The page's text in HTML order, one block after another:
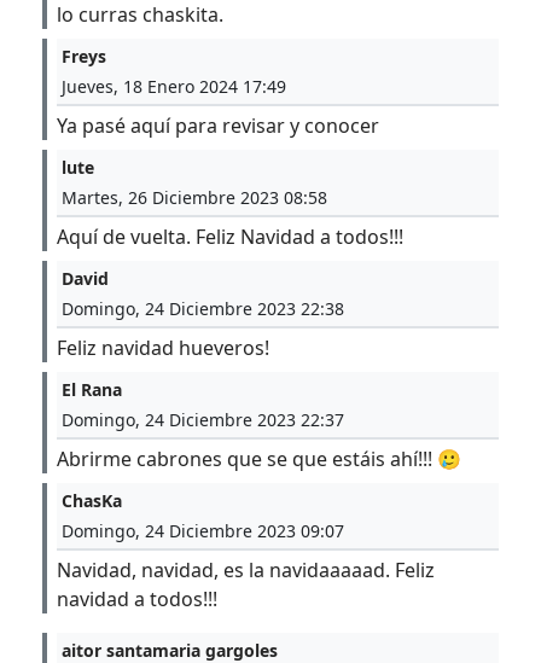
lo curras chaskita.
Freys
Jueves, 18 Enero 2024 17:49
Ya pasé aquí para revisar y conocer
lute
Martes, 26 Diciembre 2023 08:58
Aquí de vuelta. Feliz Navidad a todos!!!
David
Domingo, 24 Diciembre 2023 22:38
Feliz navidad hueveros!
El Rana
Domingo, 24 Diciembre 2023 22:37
Abrirme cabrones que se que estáis ahí!!! 🥲
ChasKa
Domingo, 24 Diciembre 2023 09:07
Navidad, navidad, es la navidaaaaad. Feliz
navidad a todos!!!
aitor santamaria gargoles